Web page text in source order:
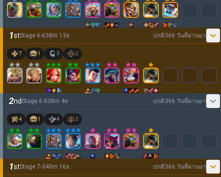
1stStage 6-638m 13s ปกติ 366 วันที่ผ่านมา
7 1 3 2
2ndStage 6-538m 4s ปกติ 366 วันที่ผ่านมา
4 1 4 2
1stStage 7-340m 16s ปกติ 366 วันที่ผ่านมา